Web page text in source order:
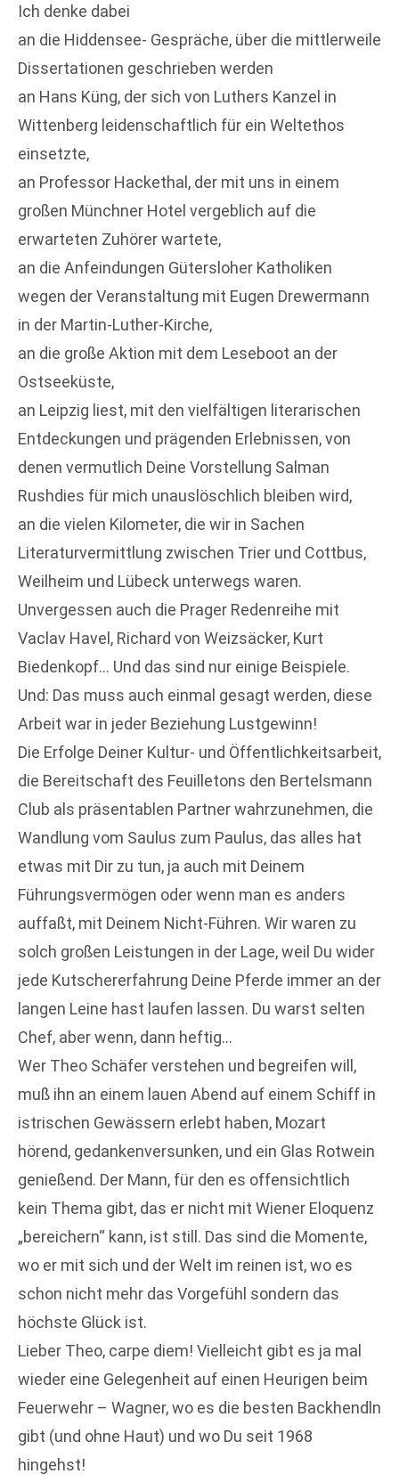
Ich denke dabei
an die Hiddensee- Gespräche, über die mittlerweile
Dissertationen geschrieben werden
an Hans Küng, der sich von Luthers Kanzel in
Wittenberg leidenschaftlich für ein Weltethos
einsetzte,
an Professor Hackethal, der mit uns in einem
großen Münchner Hotel vergeblich auf die
erwarteten Zuhörer wartete,
an die Anfeindungen Gütersloher Katholiken
wegen der Veranstaltung mit Eugen Drewermann
in der Martin-Luther-Kirche,
an die große Aktion mit dem Leseboot an der
Ostseeküste,
an Leipzig liest, mit den vielfältigen literarischen
Entdeckungen und prägenden Erlebnissen, von
denen vermutlich Deine Vorstellung Salman
Rushdies für mich unauslöschlich bleiben wird,
an die vielen Kilometer, die wir in Sachen
Literaturvermittlung zwischen Trier und Cottbus,
Weilheim und Lübeck unterwegs waren.
Unvergessen auch die Prager Redenreihe mit
Vaclav Havel, Richard von Weizsäcker, Kurt
Biedenkopf… Und das sind nur einige Beispiele.
Und: Das muss auch einmal gesagt werden, diese
Arbeit war in jeder Beziehung Lustgewinn!
Die Erfolge Deiner Kultur- und Öffentlichkeitsarbeit,
die Bereitschaft des Feuilletons den Bertelsmann
Club als präsentablen Partner wahrzunehmen, die
Wandlung vom Saulus zum Paulus, das alles hat
etwas mit Dir zu tun, ja auch mit Deinem
Führungsvermögen oder wenn man es anders
auffaßt, mit Deinem Nicht-Führen. Wir waren zu
solch großen Leistungen in der Lage, weil Du wider
jede Kutschererfahrung Deine Pferde immer an der
langen Leine hast laufen lassen. Du warst selten
Chef, aber wenn, dann heftig…
Wer Theo Schäfer verstehen und begreifen will,
muß ihn an einem lauen Abend auf einem Schiff in
istrischen Gewässern erlebt haben, Mozart
hörend, gedankenversunken, und ein Glas Rotwein
genießend. Der Mann, für den es offensichtlich
kein Thema gibt, das er nicht mit Wiener Eloquenz
„bereichern“ kann, ist still. Das sind die Momente,
wo er mit sich und der Welt im reinen ist, wo es
schon nicht mehr das Vorgefühl sondern das
höchste Glück ist.
Lieber Theo, carpe diem! Vielleicht gibt es ja mal
wieder eine Gelegenheit auf einen Heurigen beim
Feuerwehr – Wagner, wo es die besten Backhendln
gibt (und ohne Haut) und wo Du seit 1968
hingehst!